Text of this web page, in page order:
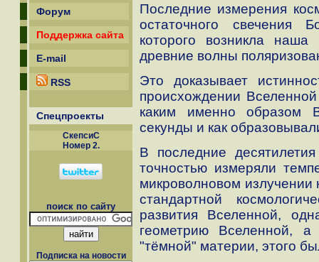
Форум
Поддержка сайта
E-mail
RSS
Спецпроекты
СкепсиС
Номер 2.
поиск по сайту
Подписка на новости
Последние измерения
остаточного свечения
которого возникла
древние волны
Это доказывает
происхождении
каким именно образом
секунды и как
В последние
точностью измеряли
микроволновом излучении
стандартной
развития Вселенной,
геометрию Вселенной,
"тёмной" материи, этого